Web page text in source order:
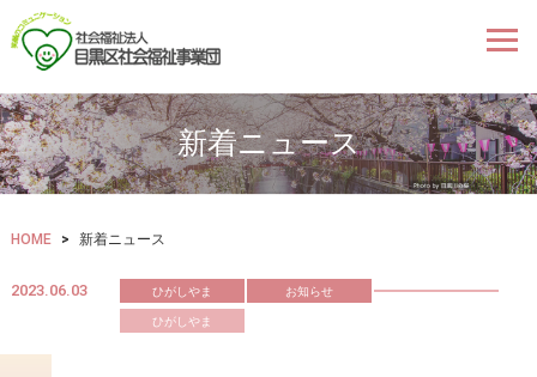
新着ニュース
HOME > 新着ニュース
2023.06.03 ひがしやま
お知らせ
ひがしやま